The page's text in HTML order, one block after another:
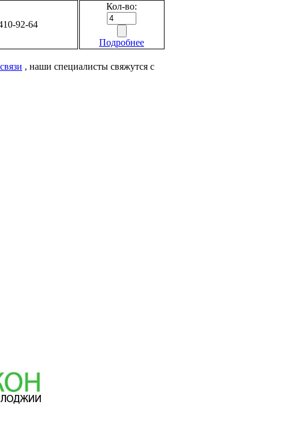
92-64
Кол-во:
Подробнее
, наши специалисты свяжутся с